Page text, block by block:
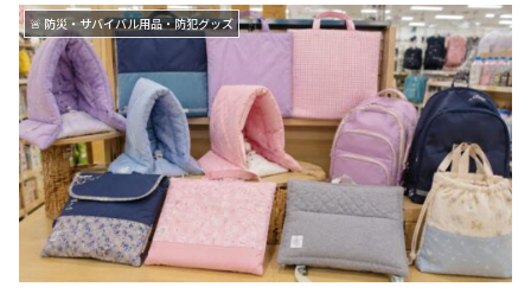
🚨 防災・サバイバル用品・防犯グッズ